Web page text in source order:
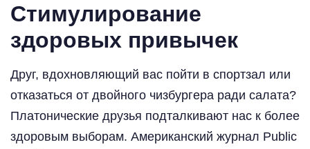
Стимулирование
здоровых привычек
Друг, вдохновляющий вас пойти в спортзал или
отказаться от двойного чизбургера ради салата?
Платонические друзья подталкивают нас к более
здоровым выборам. Американский журнал Public